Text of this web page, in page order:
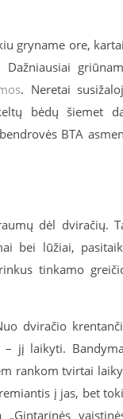
gryname ore,
. Neretai
bėdų šiemet
BTA
dėl dviračių.
bei lūžiai,
tinkamo
dviračio
– jį laikyti.
rankom tvirtai
į jas, bet